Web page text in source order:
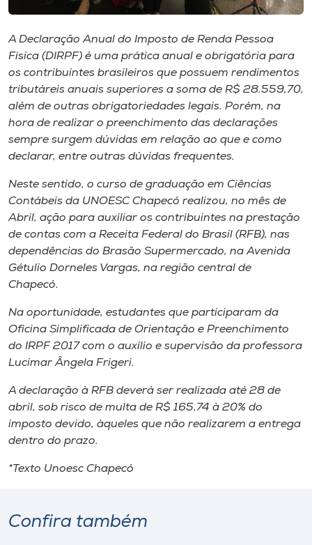
Store
Selecione
o idioma
A+
A-
A Declaração Anual do Imposto de Renda Pessoa
Física (DIRPF) é uma prática anual e obrigatória para
os contribuintes brasileiros que possuem rendimentos
tributáreis anuais superiores a soma de R$ 28.559,70,
além de outras obrigatoriedades legais. Porém, na
hora de realizar o preenchimento das declarações
sempre surgem dúvidas em relação ao que e como
declarar, entre outras dúvidas frequentes.
Neste sentido, o curso de graduação em Ciências
Contábeis da UNOESC Chapecó realizou, no mês de
Abril, ação para auxiliar os contribuintes na prestação
de contas com a Receita Federal do Brasil (RFB), nas
dependências do Brasão Supermercado, na Avenida
Gétulio Dorneles Vargas, na região central de
Chapecó.
Na oportunidade, estudantes que participaram da
Oficina Simplificada de Orientação e Preenchimento
do IRPF 2017 com o auxílio e supervisão da professora
Lucimar Ângela Frigeri.
A declaração à RFB deverá ser realizada até 28 de
abril, sob risco de multa de R$ 165,74 à 20% do
imposto devido, àqueles que não realizarem a entrega
dentro do prazo.
*Texto Unoesc Chapecó
Confira também